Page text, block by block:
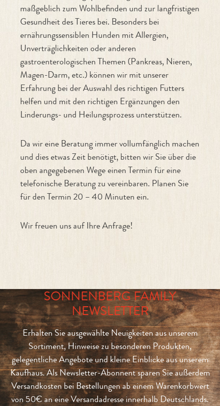
maßgeblich zum Wohlbefinden und zur langfristigen
Gesundheit des Tieres bei. Besonders bei
ernährungssensiblen Hunden mit Allergien,
Unverträglichkeiten oder anderen
gastroenterologischen Themen (Pankreas, Nieren,
Magen-Darm, etc.) können wir mit unserer
Erfahrung bei der Auswahl des richtigen Futters
helfen und mit den richtigen Ergänzungen den
Linderungs- und Heilungsprozess unterstützen.
Da wir eine Beratung immer vollumfänglich machen
und dies etwas Zeit benötigt, bitten wir Sie über die
oben angegebenen Wege einen Termin für eine
telefonische Beratung zu vereinbaren. Planen Sie
für den Termin 20 – 40 Minuten ein.
Wir freuen uns auf Ihre Anfrage!
SONNENBERG FAMILY
NEWSLETTER
Erhalten Sie ausgewählte Neuigkeiten aus unserem
Sortiment, Hinweise zu besonderen Produkten,
gelegentliche Angebote und kleine Einblicke aus unserem
Kaufhaus. Als Newsletter-Abonnent sparen Sie außerdem
Versandkosten bei Bestellungen ab einem Warenkorbwert
von 50€ an eine Versandadresse innerhalb Deutschlands.